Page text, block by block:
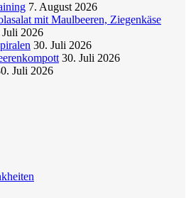
7. August 2026
mit Maulbeeren, Ziegenkäse
Juli 2026
30. Juli 2026
30. Juli 2026
Juli 2026